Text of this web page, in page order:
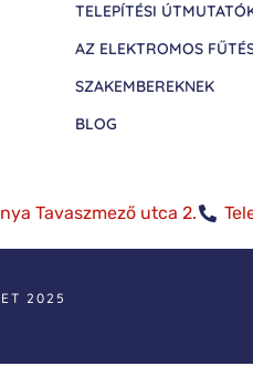
TELEPÍTÉSI
AZ ELEKTROMOS
SZAKEMBEREKNEK
BLOG
Tavaszmező utca 2.
2025